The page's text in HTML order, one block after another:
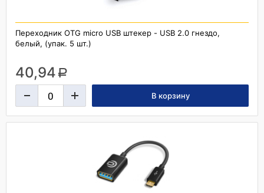
Переходник OTG micro USB штекер - USB 2.0 гнездо,
белый, (упак. 5 шт.)
40,94 a